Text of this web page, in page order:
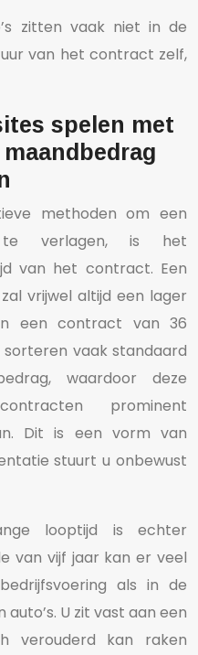
zitten vaak niet in de
van het contract zelf,
spelen met
methoden om een
te verlagen, is het
van het contract. Een
vrijwel altijd een lager
een contract van 36
sorteren vaak standaard
waardoor deze
prominent
Dit is een vorm van
stuurt u onbewust
looptijd is echter
van vijf jaar kan er veel
als in de
U zit vast aan een
verouderd kan raken